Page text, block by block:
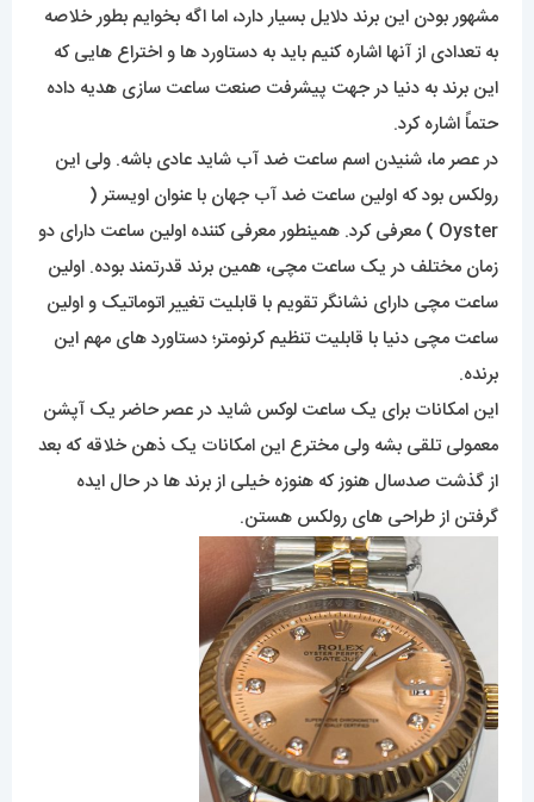
مشهور بودن این برند دلایل بسیار دارد، اما اگه بخوایم بطور خلاصه
به تعدادی از آنها اشاره کنیم باید به دستاورد ها و اختراع هایی که
این برند به دنیا در جهت پیشرفت صنعت ساعت سازی هدیه داده
حتماً اشاره کرد.
در عصر ما، شنیدن اسم ساعت ضد آب شاید عادی باشه. ولی این
رولکس بود که اولین ساعت ضد آب جهان با عنوان اویستر (
Oyster ) معرفی کرد. همینطور معرفی کننده اولین ساعت دارای دو
زمان مختلف در یک ساعت مچی، همین برند قدرتمند بوده. اولین
ساعت مچی دارای نشانگر تقویم با قابلیت تغییر اتوماتیک و اولین
ساعت مچی دنیا با قابلیت تنظیم کرنومتر؛ دستاورد های مهم این
برنده.
این امکانات برای یک ساعت لوکس شاید در عصر حاضر یک آپشن
معمولی تلقی بشه ولی مخترع این امکانات یک ذهن خلاقه که بعد
از گذشت صدسال هنوز که هنوزه خیلی از برند ها در حال ایده
گرفتن از طراحی های رولکس هستن.